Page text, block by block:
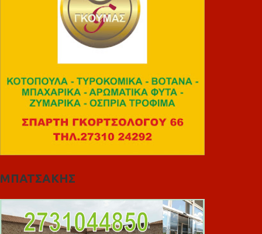
ΜΠΑΤΣΑΚΗΣ